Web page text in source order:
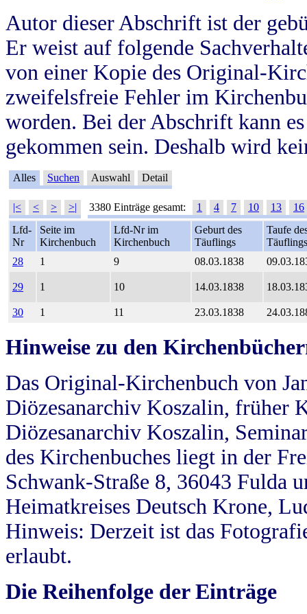
Autor dieser Abschrift ist der
Er weist auf folgende
von einer Kopie des Original-
zweifelsfreie Fehler im
worden. Bei der Abschrift kann
gekommen sein. Deshalb wird
Alles Suchen Auswahl Detail
|< < > >| 3380 Einträge gesamt: 1 4 7 10 13
16
Lfd-
Nr
Seite im
Kirchenbuch
Lfd-Nr im
Kirchenbuch
Geburt des
Täuflings
Taufe
Täuflings
28
1 9 08.03.1838
29 1 10 14.03.1838
30 1 11 23.03.1838
Hinweise zu den
Das Original-Kirchenbuch von
Diözesanarchiv Koszalin, früher
Diözesanarchiv Koszalin,
des Kirchenbuches liegt in der
Schwank-Straße 8, 36043 Fulda
Heimatkreises Deutsch Krone,
Hinweis: Derzeit ist das
erlaubt.
Die Reihenfolge der Einträge